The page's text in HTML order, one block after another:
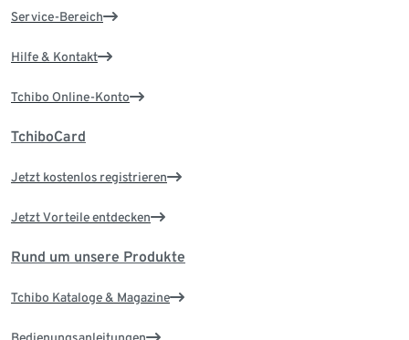
Service-Bereich
Hilfe & Kontakt
Tchibo Online-Konto
TchiboCard
Jetzt kostenlos registrieren
Jetzt Vorteile entdecken
Rund um unsere Produkte
Tchibo Kataloge & Magazine